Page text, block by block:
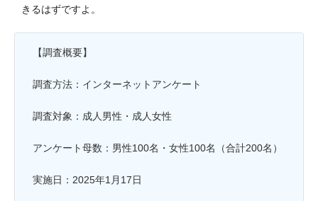
きるはずですよ。
【調査概要】
調査方法：インターネットアンケート
調査対象：成人男性・成人女性
アンケート母数：男性100名・女性100名（合計200名）
実施日：2025年1月17日